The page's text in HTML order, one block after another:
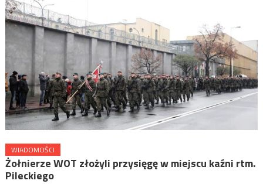
WIADOMOŚCI
Żołnierze WOT złożyli przysięgę w miejscu kaźni rtm.
Pileckiego